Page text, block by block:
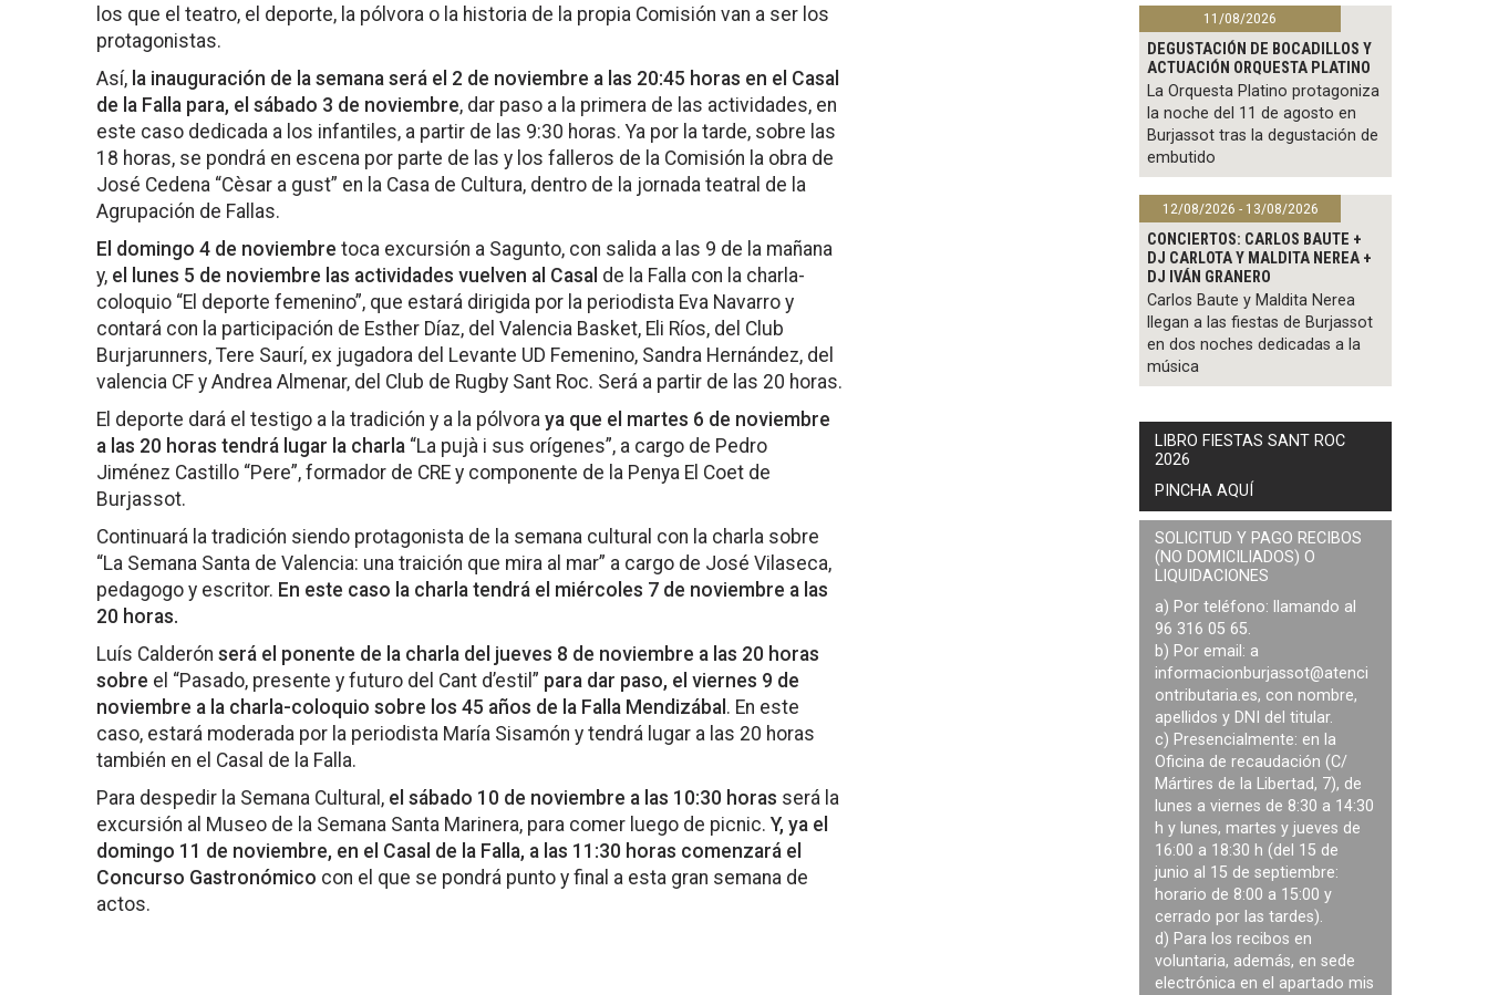
los que el teatro, el deporte, la pólvora o la historia de la propia Comisión van a ser los
protagonistas.
Así, la inauguración de la semana será el 2 de noviembre a las 20:45 horas en el Casal
de la Falla para, el sábado 3 de noviembre, dar paso a la primera de las actividades, en
este caso dedicada a los infantiles, a partir de las 9:30 horas. Ya por la tarde, sobre las
18 horas, se pondrá en escena por parte de las y los falleros de la Comisión la obra de
José Cedena “Cèsar a gust” en la Casa de Cultura, dentro de la jornada teatral de la
Agrupación de Fallas.
El domingo 4 de noviembre toca excursión a Sagunto, con salida a las 9 de la mañana
y, el lunes 5 de noviembre las actividades vuelven al Casal de la Falla con la charla-
coloquio “El deporte femenino”, que estará dirigida por la periodista Eva Navarro y
contará con la participación de Esther Díaz, del Valencia Basket, Eli Ríos, del Club
Burjarunners, Tere Saurí, ex jugadora del Levante UD Femenino, Sandra Hernández, del
valencia CF y Andrea Almenar, del Club de Rugby Sant Roc. Será a partir de las 20 horas.
El deporte dará el testigo a la tradición y a la pólvora ya que el martes 6 de noviembre
a las 20 horas tendrá lugar la charla “La pujà i sus orígenes”, a cargo de Pedro
Jiménez Castillo “Pere”, formador de CRE y componente de la Penya El Coet de
Burjassot.
Continuará la tradición siendo protagonista de la semana cultural con la charla sobre
“La Semana Santa de Valencia: una traición que mira al mar” a cargo de José Vilaseca,
pedagogo y escritor. En este caso la charla tendrá el miércoles 7 de noviembre a las
20 horas.
Luís Calderón será el ponente de la charla del jueves 8 de noviembre a las 20 horas
sobre el “Pasado, presente y futuro del Cant d’estil” para dar paso, el viernes 9 de
noviembre a la charla-coloquio sobre los 45 años de la Falla Mendizábal . En este
caso, estará moderada por la periodista María Sisamón y tendrá lugar a las 20 horas
también en el Casal de la Falla.
Para despedir la Semana Cultural, el sábado 10 de noviembre a las 10:30 horas será la
excursión al Museo de la Semana Santa Marinera, para comer luego de picnic. Y, ya el
domingo 11 de noviembre, en el Casal de la Falla, a las 11:30 horas comenzará el
Concurso Gastronómico con el que se pondrá punto y final a esta gran semana de
actos.
11/08/2026
DEGUSTACIÓN DE BOCADILLOS Y
ACTUACIÓN ORQUESTA PLATINO
La Orquesta Platino protagoniza
la noche del 11 de agosto en
Burjassot tras la degustación de
embutido
12/08/2026 - 13/08/2026
CONCIERTOS: CARLOS BAUTE +
DJ CARLOTA Y MALDITA NEREA +
DJ IVÁN GRANERO
Carlos Baute y Maldita Nerea
llegan a las fiestas de Burjassot
en dos noches dedicadas a la
música
LIBRO FIESTAS SANT ROC
2026
PINCHA AQUÍ
SOLICITUD Y PAGO RECIBOS
(NO DOMICILIADOS) O
LIQUIDACIONES
a) Por teléfono: llamando al
96 316 05 65.
b) Por email: a
informacionburjassot@atenci
ontributaria.es, con nombre,
apellidos y DNI del titular.
c) Presencialmente: en la
Oficina de recaudación (C/
Mártires de la Libertad, 7), de
lunes a viernes de 8:30 a 14:30
h y lunes, martes y jueves de
16:00 a 18:30 h (del 15 de
junio al 15 de septiembre:
horario de 8:00 a 15:00 y
cerrado por las tardes).
d) Para los recibos en
voluntaria, además, en sede
electrónica en el apartado mis